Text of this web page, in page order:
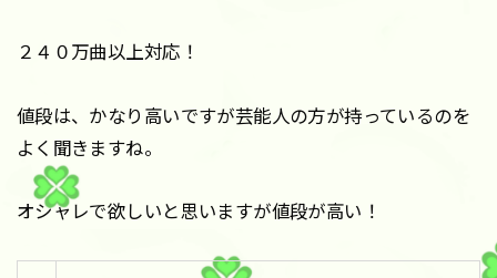
２４０万曲以上対応！
値段は、かなり高いですが芸能人の方が持っているのを
よく聞きますね。
オシャレで欲しいと思いますが値段が高い！